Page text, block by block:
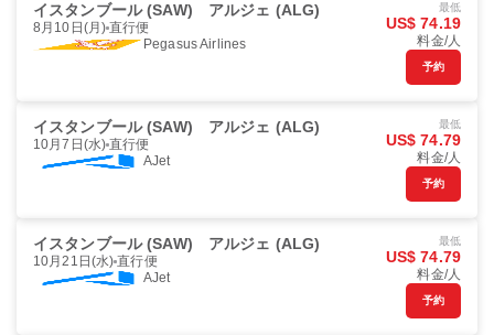
イスタンブール (SAW) アルジェ (ALG)
8月10日(月) 直行便
Pegasus Airlines
最低
US$ 74.19
料金/人
予約
イスタンブール (SAW) アルジェ (ALG)
10月7日(水) 直行便
AJet
最低
US$ 74.79
料金/人
予約
イスタンブール (SAW) アルジェ (ALG)
10月21日(水) 直行便
AJet
最低
US$ 74.79
料金/人
予約